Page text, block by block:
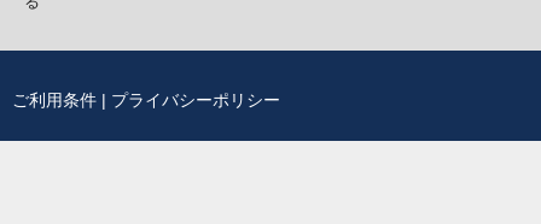
ご利用条件 | プライバシーポリシー